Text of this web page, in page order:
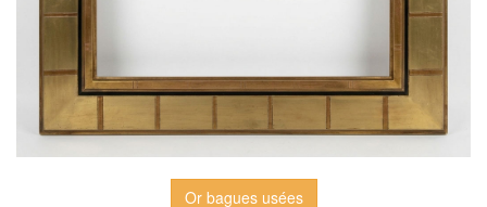
Or bagues usées